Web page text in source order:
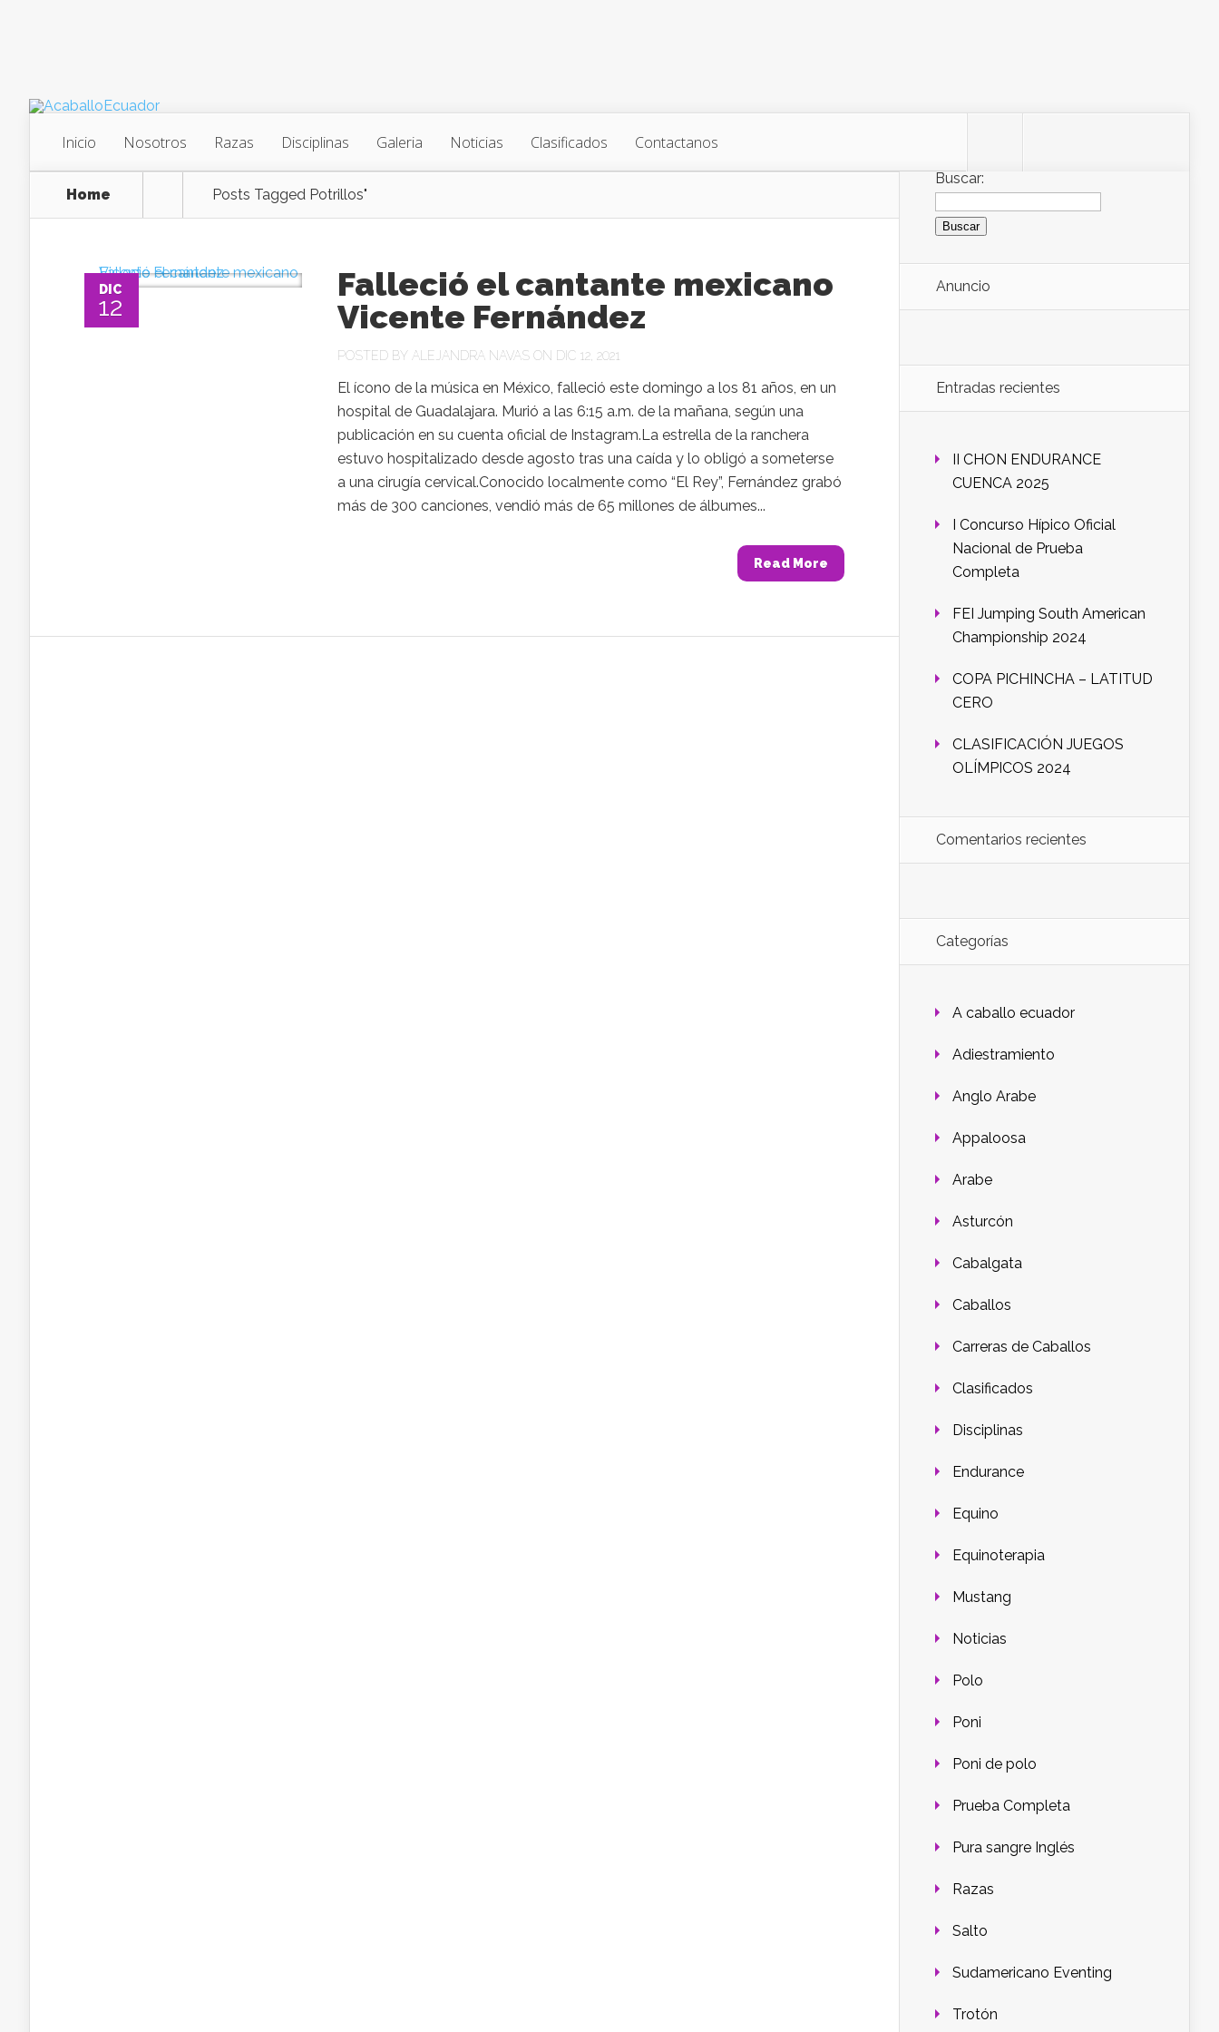
Inicio Nosotros Razas Disciplinas Galeria Noticias Clasificados Contactanos
Home Posts Tagged Potrillos"
DIC
12
Falleció el cantante mexicano
Vicente Fernández
POSTED BY ALEJANDRA NAVAS ON DIC 12, 2021
El ícono de la música en México, falleció este domingo a los 81 años, en un
hospital de Guadalajara. Murió a las 6:15 a.m. de la mañana, según una
publicación en su cuenta oficial de Instagram.La estrella de la ranchera
estuvo hospitalizado desde agosto tras una caída y lo obligó a someterse
a una cirugía cervical.Conocido localmente como “El Rey”, Fernández grabó
más de 300 canciones, vendió más de 65 millones de álbumes...
Read More
Buscar:
Anuncio
Entradas recientes
II CHON ENDURANCE
CUENCA 2025
I Concurso Hípico Oficial
Nacional de Prueba
Completa
FEI Jumping South American
Championship 2024
COPA PICHINCHA – LATITUD
CERO
CLASIFICACIÓN JUEGOS
OLÍMPICOS 2024
Comentarios recientes
Categorías
A caballo ecuador
Adiestramiento
Anglo Arabe
Appaloosa
Arabe
Asturcón
Cabalgata
Caballos
Carreras de Caballos
Clasificados
Disciplinas
Endurance
Equino
Equinoterapia
Mustang
Noticias
Polo
Poni
Poni de polo
Prueba Completa
Pura sangre Inglés
Razas
Salto
Sudamericano Eventing
Trotón